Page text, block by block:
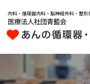
内科・循環器内科・脳神経外科・整
医療法人社団青藍会